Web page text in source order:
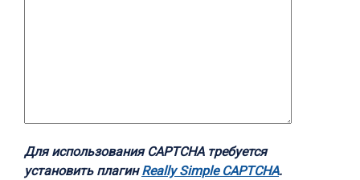
Для использования CAPTCHA требуется
установить плагинReally Simple CAPTCHA.